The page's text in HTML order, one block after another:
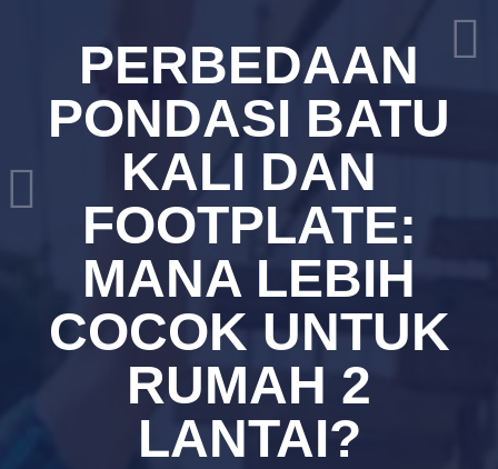
PERBEDAAN
PONDASI BATU
KALI DAN
FOOTPLATE:
MANA LEBIH
COCOK UNTUK
RUMAH 2
LANTAI?